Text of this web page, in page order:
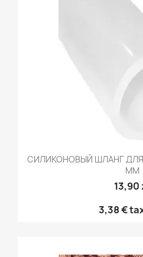
СИЛИКОНОВЫЙ ШЛАНГ
ММ
13,90
3,38 €